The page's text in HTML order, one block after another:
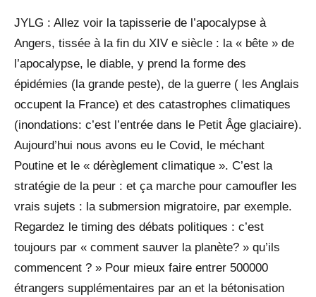
JYLG : Allez voir la tapisserie de l’apocalypse à
Angers, tissée à la fin du XIV e siècle : la « bête » de
l’apocalypse, le diable, y prend la forme des
épidémies (la grande peste), de la guerre ( les Anglais
occupent la France) et des catastrophes climatiques
(inondations: c’est l’entrée dans le Petit Âge glaciaire).
Aujourd’hui nous avons eu le Covid, le méchant
Poutine et le « dérèglement climatique ». C’est la
stratégie de la peur : et ça marche pour camoufler les
vrais sujets : la submersion migratoire, par exemple.
Regardez le timing des débats politiques : c’est
toujours par « comment sauver la planète? » qu’ils
commencent ? » Pour mieux faire entrer 500000
étrangers supplémentaires par an et la bétonisation